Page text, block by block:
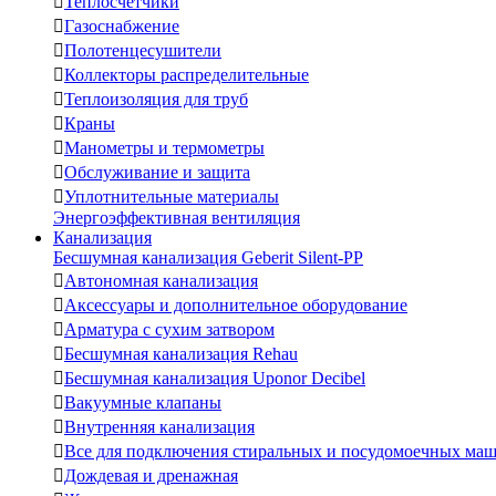
Газоснабжение
Полотенцесушители
Коллекторы распределительные
Теплоизоляция для труб
Краны
Манометры и термометры
Обслуживание и защита
Уплотнительные материалы
Энергоэффективная вентиляция
Канализация
Бесшумная канализация Geberit Silent-PP
Автономная канализация
Аксессуары и дополнительное оборудование
Арматура с сухим затвором
Бесшумная канализация Rehau
Бесшумная канализация Uponor Decibel
Вакуумные клапаны
Внутренняя канализация
Все для подключения стиральных и посудомоечных
Дождевая и дренажная